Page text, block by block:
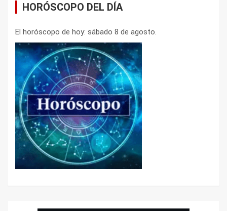
HORÓSCOPO DEL DÍA
El horóscopo de hoy: sábado 8 de agosto.